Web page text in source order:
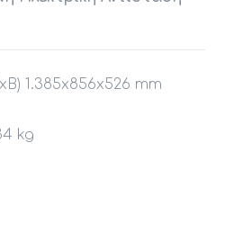
1.385x856x526 mm
kg